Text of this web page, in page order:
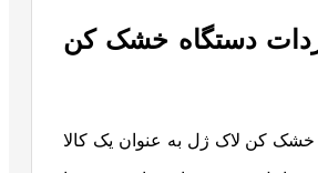
دستگاه خشک کن
خشک کن لاک ژل به عنوان یک کالا